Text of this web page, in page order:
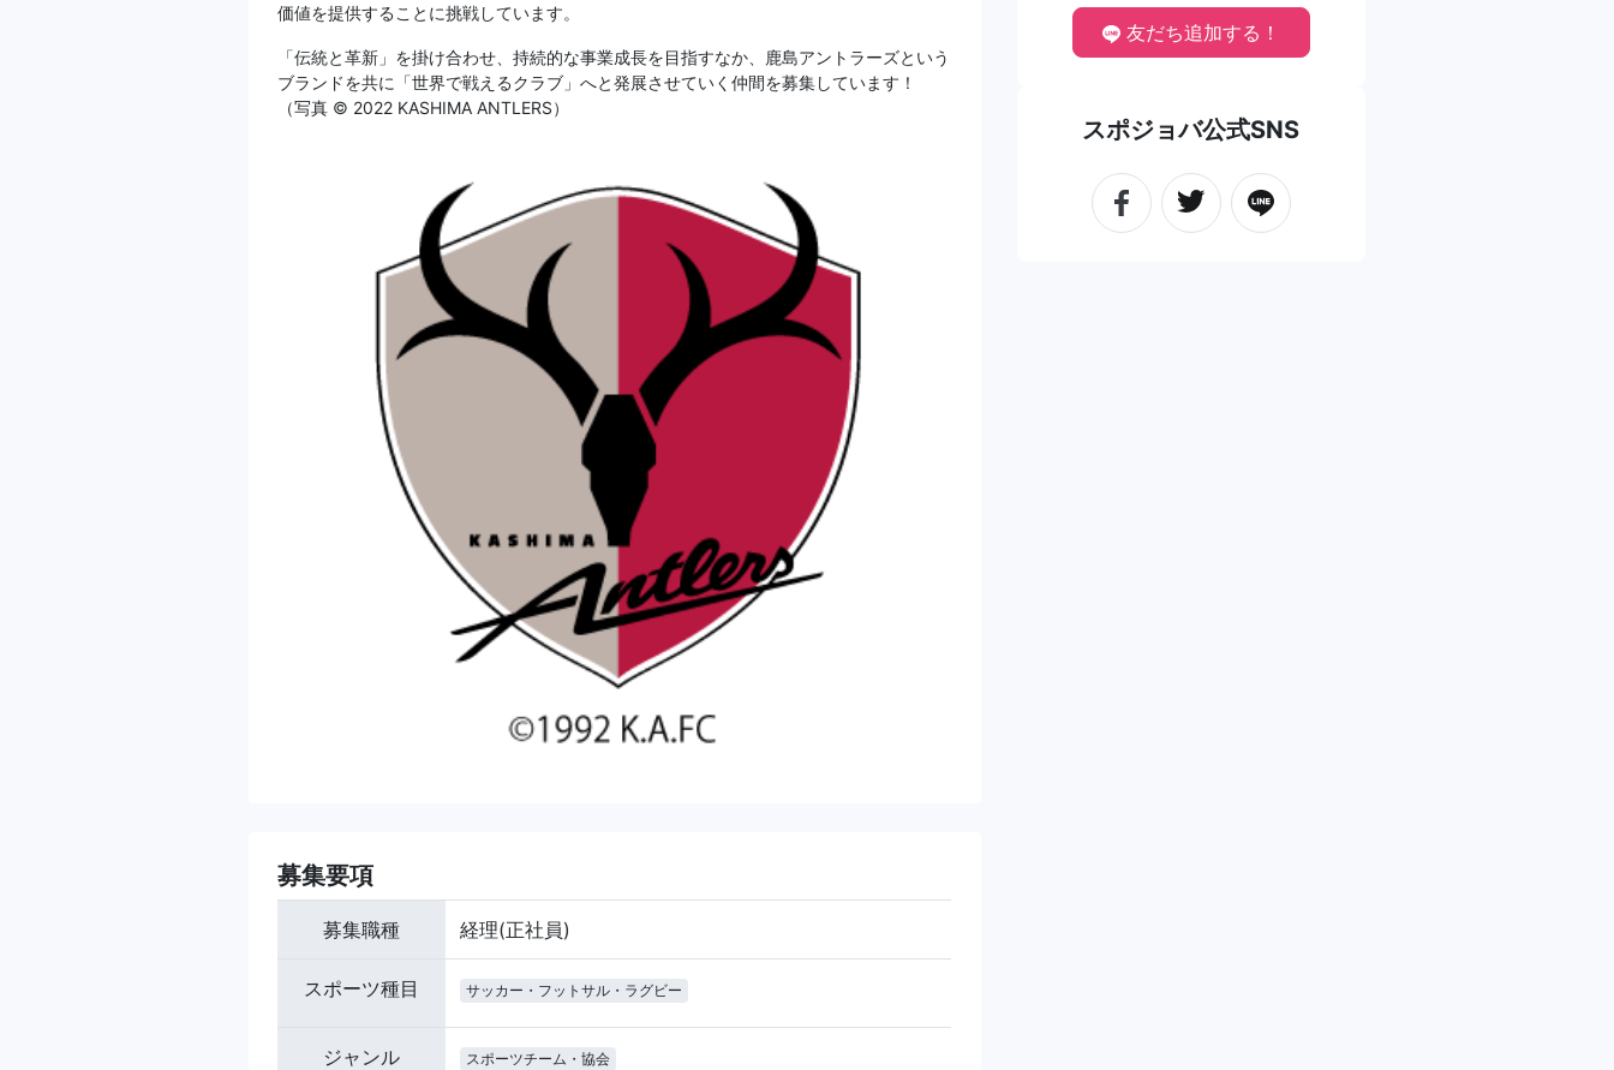
価値を提供することに挑戦しています。
「伝統と革新」を掛け合わせ、持続的な事業成長を目指すなか、鹿島アントラーズという
ブランドを共に「世界で戦えるクラブ」へと発展させていく仲間を募集しています！
（写真 ©︎ 2022 KASHIMA ANTLERS）
募集要項
募集職種 経理(正社員)
スポーツ種目 サッカー・フットサル・ラグビー
ジャンル スポーツチーム・協会
友だち追加する！
スポジョバ公式SNS